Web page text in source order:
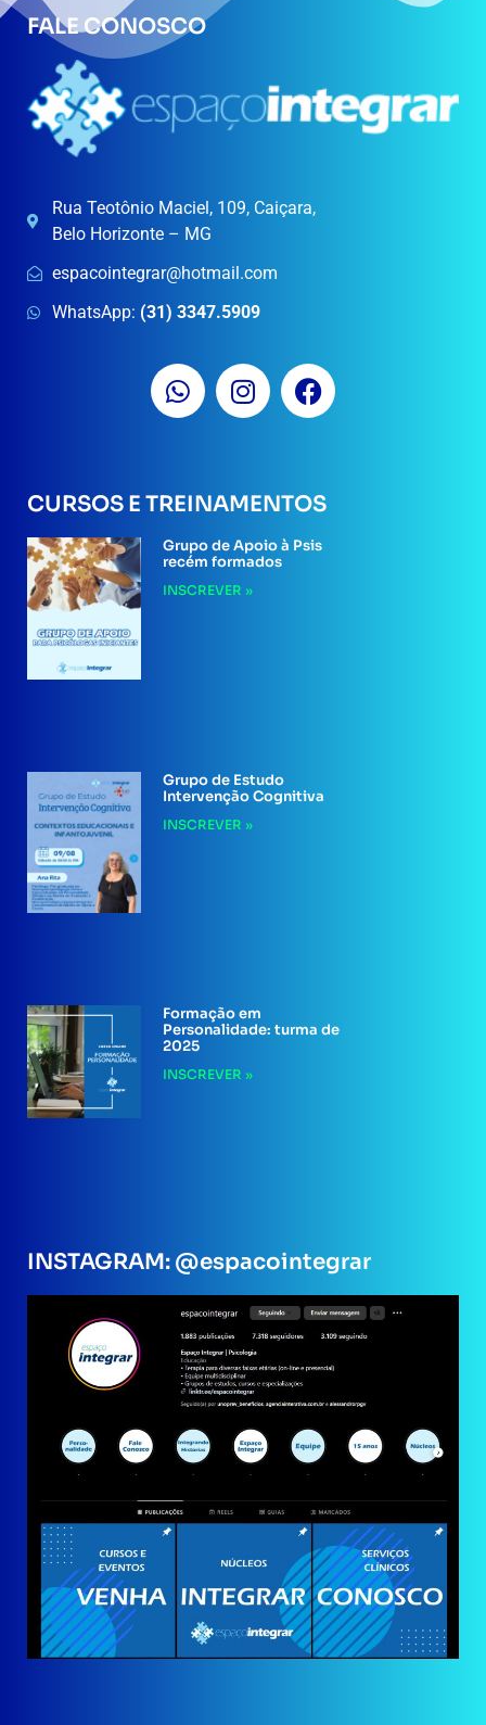
FALE CONOSCO
Rua Teotônio Maciel, 109, Caiçara,
Belo Horizonte – MG
espacointegrar@hotmail.com
WhatsApp: (31) 3347.5909
CURSOS E TREINAMENTOS
Grupo de Apoio à Psis
recém formados
INSCREVER »
Grupo de Estudo
Intervenção Cognitiva
INSCREVER »
Formação em
Personalidade: turma de
2025
INSCREVER »
INSTAGRAM: @espacointegrar